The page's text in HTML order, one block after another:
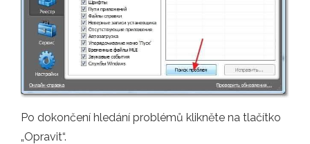
Po dokončení hledání problémů klikněte na tlačítko
„Opravit“.